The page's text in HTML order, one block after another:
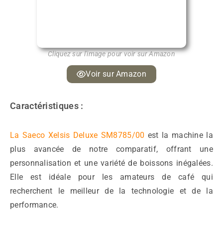
Cliquez sur l'image pour voir sur Amazon
Voir sur Amazon
Caractéristiques :
La Saeco Xelsis Deluxe SM8785/00 est la machine la
plus avancée de notre comparatif, offrant une
personnalisation et une variété de boissons inégalées.
Elle est idéale pour les amateurs de café qui
recherchent le meilleur de la technologie et de la
performance.